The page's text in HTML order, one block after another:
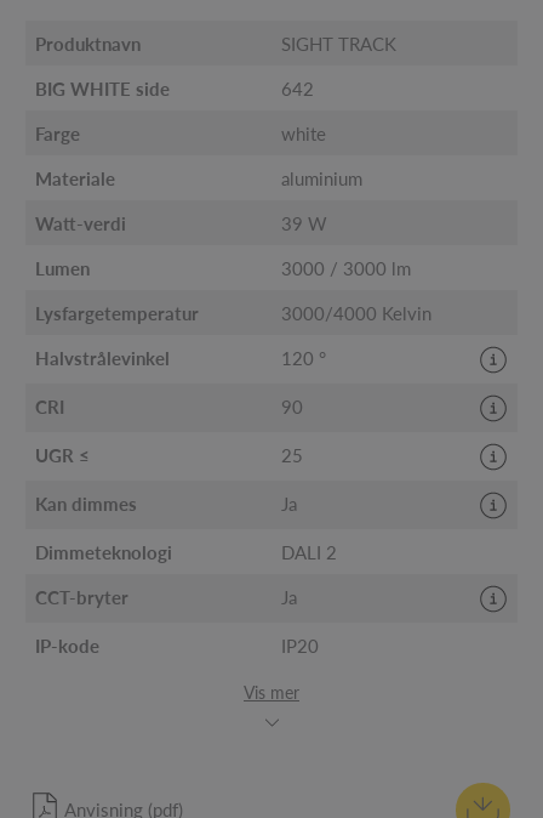
Produktnavn SIGHT TRACK
BIG WHITE side 642
Farge white
Materiale aluminium
Watt-verdi 39 W
Lumen 3000 / 3000 lm
Lysfargetemperatur 3000/4000 Kelvin
Halvstrålevinkel 120 °
CRI 90
UGR ≤ 25
Kan dimmes Ja
Dimmeteknologi DALI 2
CCT-bryter Ja
IP-kode IP20
Vis mer
Anvisning (pdf)